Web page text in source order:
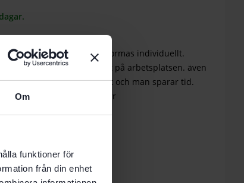
Om
funktioner för
från din enhet
och SORTAINER. Kan utformas individuellt.
och enklare åtkomst på arbetsplatsen. även
förvaras lättåtkomligt och man sparar tid.
kan öppnas ordentligt. spärr